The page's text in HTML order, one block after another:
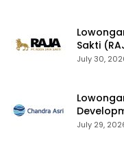
Sakti
July 30,
2026
July 29,